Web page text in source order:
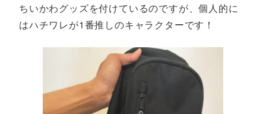
ちいかわグッズを付けているのですが、個人的に
はハチワレが1番推しのキャラクターです！